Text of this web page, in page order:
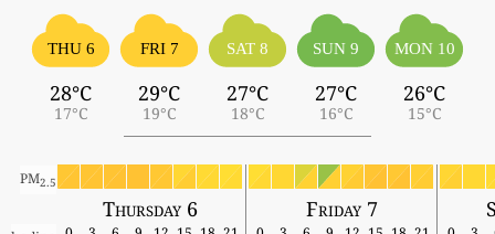
THU 6
28°C
17°C
FRI 7
29°C
19°C
SAT 8
27°C
18°C
SUN 9
27°C
16°C
MON 10
26°C
15°C
PM2.5
Thursday 6 Friday 7